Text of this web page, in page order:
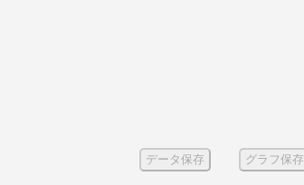
データ保存 グラフ保存